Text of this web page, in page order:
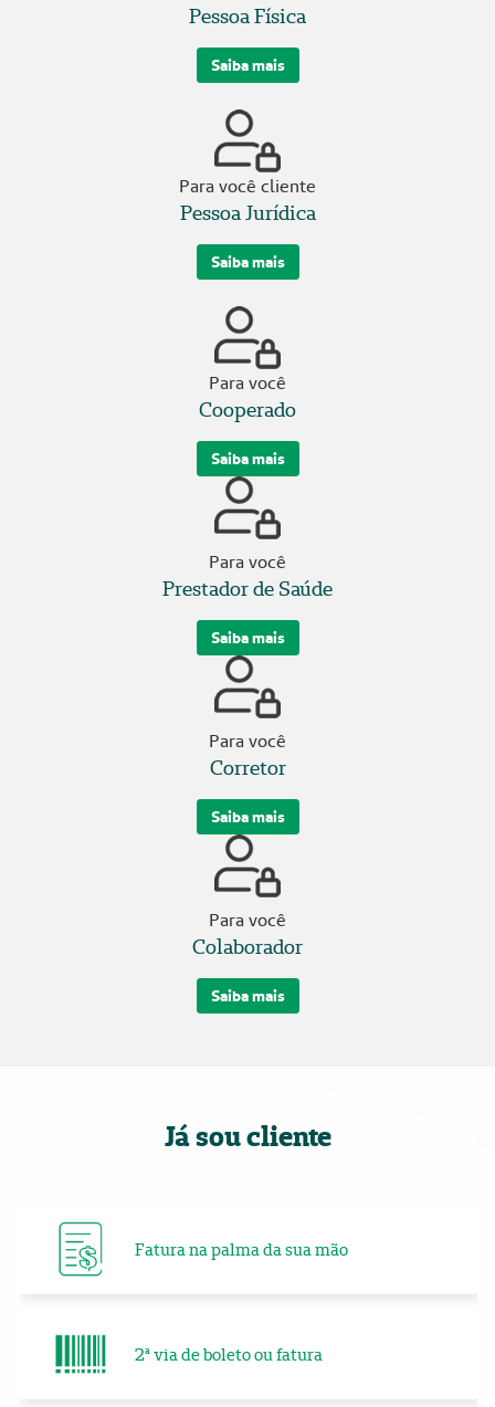
Pessoa Física
Saiba mais
Para você cliente
Pessoa Jurídica
Saiba mais
Para você
Cooperado
Saiba mais
Para você
Prestador de Saúde
Saiba mais
Para você
Corretor
Saiba mais
Para você
Colaborador
Saiba mais
Já sou cliente
Fatura na palma da sua mão
2ª via de boleto ou fatura